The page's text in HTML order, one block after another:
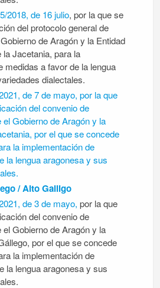
2018, de 16 julio, por la que se
del protocolo general de
de Aragón y la Entidad
Jacetania, para la
medidas a favor de la lengua
dialectales.
de 7 de mayo, por la que
del convenio de
Gobierno de Aragón y la
por el que se concede
la implementación de
la lengua aragonesa y sus
/ Alto Galligo
de 3 de mayo, por la que
del convenio de
Gobierno de Aragón y la
por el que se concede
la implementación de
la lengua aragonesa y sus